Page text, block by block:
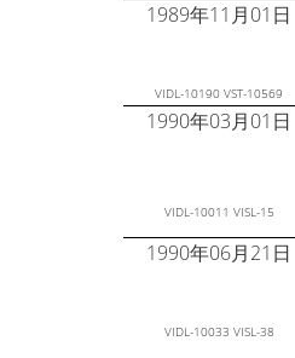
1989年11月01日
VIDL-10190 VST-10569
1990年03月01日
VIDL-10011 VISL-15
1990年06月21日
VIDL-10033 VISL-38